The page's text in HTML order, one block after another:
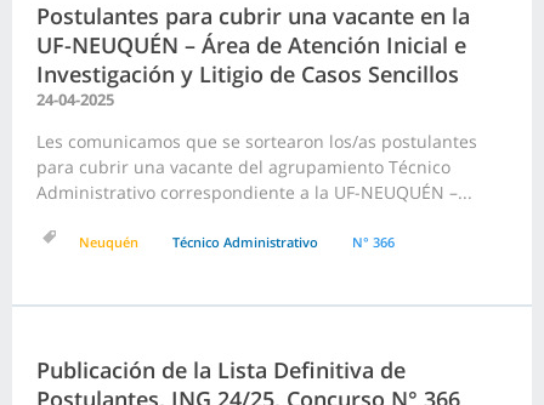
Postulantes para cubrir una vacante en la
UF-NEUQUÉN – Área de Atención Inicial e
Investigación y Litigio de Casos Sencillos
24-04-2025
Les comunicamos que se sortearon los/as postulantes
para cubrir una vacante del agrupamiento Técnico
Administrativo correspondiente a la UF-NEUQUÉN –...
Neuquén Técnico Administrativo N° 366
Publicación de la Lista Definitiva de
Postulantes, ING 24/25, Concurso N° 366